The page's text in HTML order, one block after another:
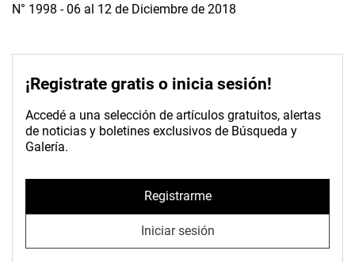
N° 1998 - 06 al 12 de Diciembre de 2018
¡Registrate gratis o inicia sesión!
Accedé a una selección de artículos gratuitos, alertas
de noticias y boletines exclusivos de Búsqueda y
Galería.
Registrarme
Iniciar sesión